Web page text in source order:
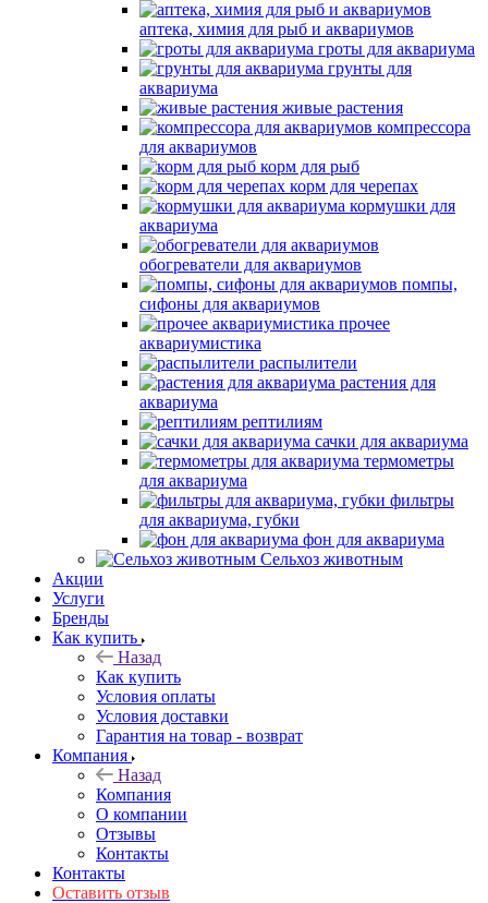
аптека, химия для рыб и аквариумов
гроты для аквариума
грунты для
аквариума
живые растения
компрессора
для аквариумов
корм для рыб
корм для черепах
кормушки для
аквариума
обогреватели для аквариумов
помпы,
сифоны для аквариумов
прочее
аквариумистика
распылители
растения для
аквариума
рептилиям
сачки для аквариума
термометры
для аквариума
фильтры
для аквариума, губки
фон для аквариума
Сельхоз животным
Акции
Услуги
Бренды
Как купить
Назад
Как купить
Условия оплаты
Условия доставки
Гарантия на товар - возврат
Компания
Назад
Компания
О компании
Отзывы
Контакты
Контакты
Оставить отзыв